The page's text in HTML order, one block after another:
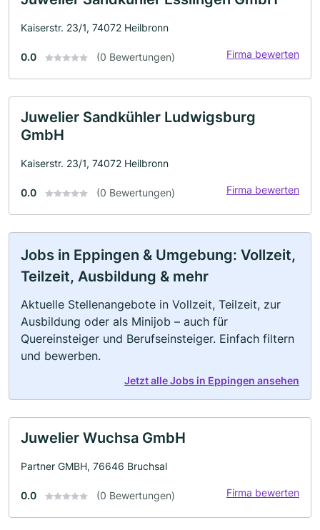
Kaiserstr. 23/1, 74072 Heilbronn
0.0 (0 Bewertungen) Firma bewerten
Juwelier Sandkühler Ludwigsburg
GmbH
Kaiserstr. 23/1, 74072 Heilbronn
0.0 (0 Bewertungen) Firma bewerten
Jobs in Eppingen & Umgebung: Vollzeit,
Teilzeit, Ausbildung & mehr
Aktuelle Stellenangebote in Vollzeit, Teilzeit, zur
Ausbildung oder als Minijob – auch für
Quereinsteiger und Berufseinsteiger. Einfach filtern
und bewerben.
Jetzt alle Jobs in Eppingen ansehen
Juwelier Wuchsa GmbH
Partner GMBH, 76646 Bruchsal
0.0 (0 Bewertungen) Firma bewerten